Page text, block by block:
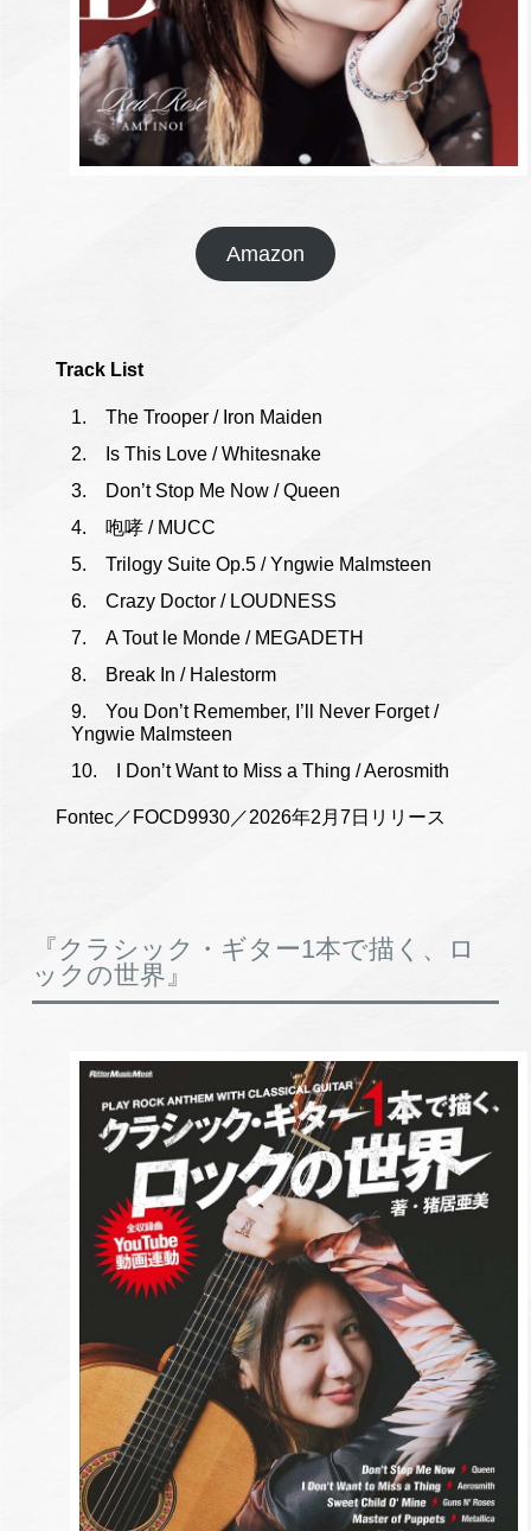
Amazon
Track List
The Trooper / Iron Maiden
Is This Love / Whitesnake
Don’t Stop Me Now / Queen
咆哮 / MUCC
Trilogy Suite Op.5 / Yngwie Malmsteen
Crazy Doctor / LOUDNESS
A Tout le Monde / MEGADETH
Break In / Halestorm
You Don’t Remember, I’ll Never Forget /
Yngwie Malmsteen
I Don’t Want to Miss a Thing / Aerosmith
Fontec／FOCD9930／2026年2月7日リリース
『クラシック・ギター1本で描く、ロ
ックの世界』